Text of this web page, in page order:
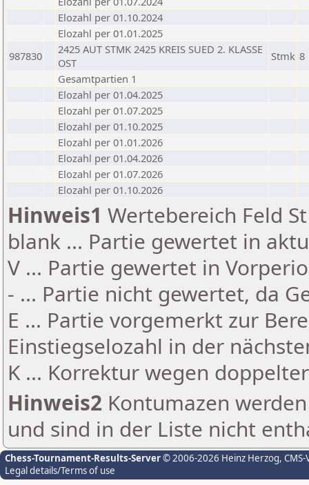
Elozahl per 01.10.2024
Elozahl per 01.01.2025
987830
2425 AUT STMK 2425 KREIS SUED 2. KLASSE
OST
Stmk 8
Gesamtpartien 1
Elozahl per 01.04.2025
Elozahl per 01.07.2025
Elozahl per 01.10.2025
Elozahl per 01.01.2026
Elozahl per 01.04.2026
Elozahl per 01.07.2026
Elozahl per 01.10.2026
Hinweis1 Wertebereich Feld
blank ... Partie gewertet in
V ... Partie gewertet in
- ... Partie nicht gewertet, da
E ... Partie vorgemerkt zur
Einstiegselozahl in der
K ... Korrektur wegen
Hinweis2 Kontumazen
und sind in der Liste nicht
Chess-Tournament-Results-Server© 2006-2026 Heinz Herzog,
Legal details/Terms of use